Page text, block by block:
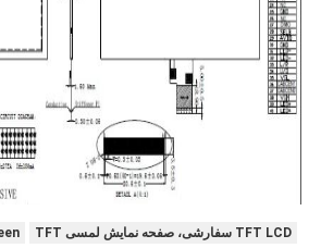
TFT LCD سفارشی، صفحه نمایش لمسی TFT